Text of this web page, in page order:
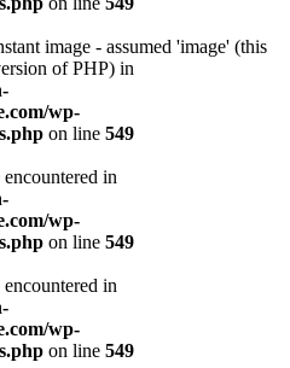
image - assumed 'image' (this
of PHP) in
wp-
on line 549
in
wp-
on line 549
in
wp-
on line 549